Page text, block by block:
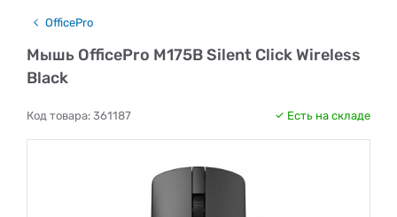
OfficePro
Мышь OfficePro M175B Silent Click Wireless
Black
Код товара: 361187 Есть на складе